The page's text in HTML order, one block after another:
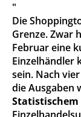
"
Die
Grenze. Zwar
Februar eine
Einzelhändler
sein. Nach
die Ausgaben